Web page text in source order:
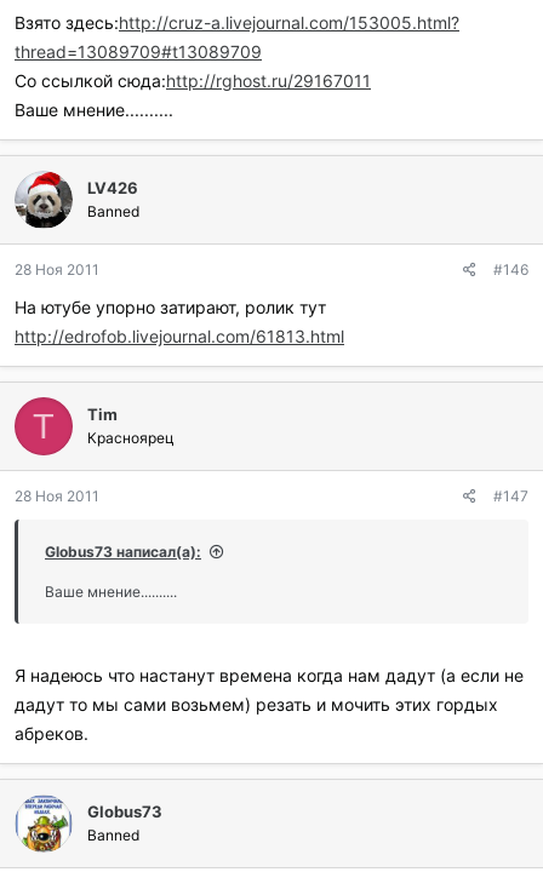
Взято здесь:http://cruz-a.livejournal.com/153005.html?
thread=13089709#t13089709
Со ссылкой сюда:http://rghost.ru/29167011
Ваше мнение..........
LV426
Banned
28 Ноя 2011 #146
На ютубе упорно затирают, ролик тут
http://edrofob.livejournal.com/61813.html
T Tim
Красноярец
28 Ноя 2011 #147
Globus73 написал(а):
Ваше мнение..........
Я надеюсь что настанут времена когда нам дадут (а если не
дадут то мы сами возьмем) резать и мочить этих гордых
абреков.
Globus73
Banned